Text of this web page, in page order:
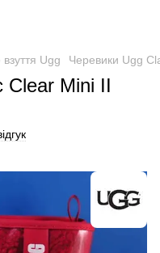
Ugg Черевики Ugg
Clear Mini II